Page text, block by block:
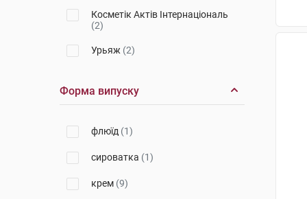
Косметік Актів Інтернаціональ
(2)
Урьяж (2)
Форма випуску
флюїд (1)
сироватка (1)
крем (9)